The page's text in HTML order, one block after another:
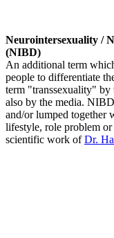
Neurointersexuality /
(NIBD)
An additional term
people to differentiate
term "transsexuality" by
also by the media.
and/or lumped together
lifestyle, role problem
scientific work ofDr.